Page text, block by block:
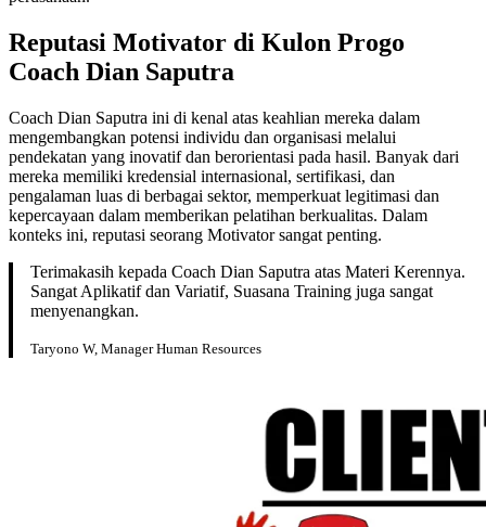
Reputasi Motivator di Kulon Progo
Coach Dian Saputra
Coach Dian Saputra ini di kenal atas keahlian mereka dalam
mengembangkan potensi individu dan organisasi melalui
pendekatan yang inovatif dan berorientasi pada hasil. Banyak dari
mereka memiliki kredensial internasional, sertifikasi, dan
pengalaman luas di berbagai sektor, memperkuat legitimasi dan
kepercayaan dalam memberikan pelatihan berkualitas. Dalam
konteks ini, reputasi seorang Motivator sangat penting.
Terimakasih kepada Coach Dian Saputra atas Materi Kerennya.
Sangat Aplikatif dan Variatif, Suasana Training juga sangat
menyenangkan.
Taryono W, Manager Human Resources